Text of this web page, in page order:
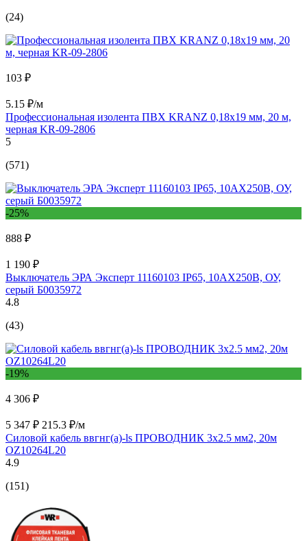
(24)
103 ₽
5.15 ₽/м
Профессиональная изолента ПВХ KRANZ 0,18х19 мм, 20 м,
черная KR-09-2806
5
(571)
-25%
888 ₽
1 190 ₽
Выключатель ЭРА Эксперт 11160103 IP65, 10АХ250В, ОУ,
серый Б0035972
4.8
(43)
-19%
4 306 ₽
5 347 ₽ 215.3 ₽/м
Силовой кабель ввгнг(a)-ls ПРОВОДНИК 3x2.5 мм2, 20м
OZ10264L20
4.9
(151)